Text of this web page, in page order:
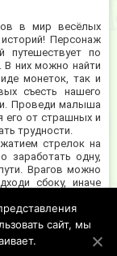
в мир весёлых
Персонаж
путешествует по
В них можно найти
монеток, так и
съесть нашего
Проведи малыша
его от страшных и
трудности.
стрелок на
заработать одну,
Врагов можно
сбоку, иначе
за прохождение
времени не
сайт, мы